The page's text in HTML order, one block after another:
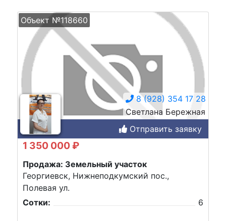
Объект №118660
8 (928) 354 17 28
Светлана Бережная
Отправить заявку
1 350 000 ₽
Продажа: Земельный участок
Георгиевск, Нижнеподкумский пос.,
Полевая ул.
Сотки:
6